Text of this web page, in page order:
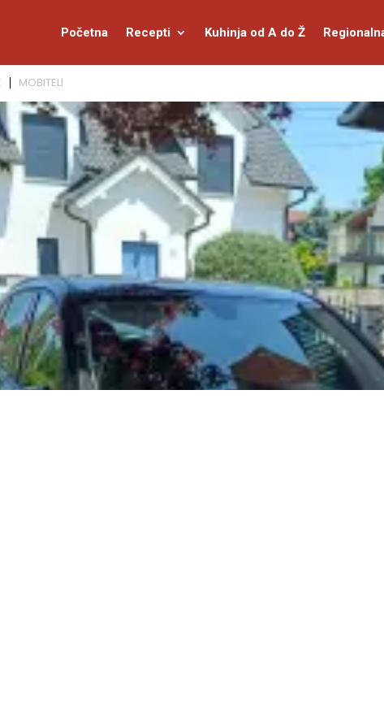
Početna Recepti Kuhinja od A do Ž